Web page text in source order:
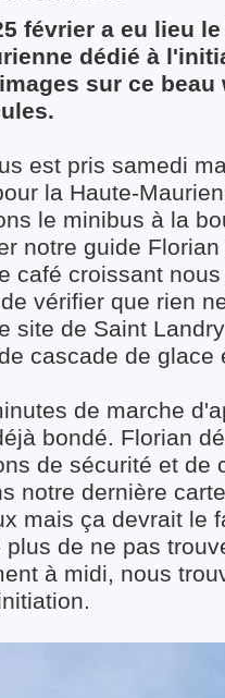
février a eu lieu
dédié à
sur ce
est pris samedi
la Haute-
le minibus à la
notre guide Florian
café croissant
vérifier que rien
site de Saint
cascade de
de marche
bondé. Florian
de sécurité et de
notre dernière
mais ça devrait le
plus de ne pas
à midi, nous